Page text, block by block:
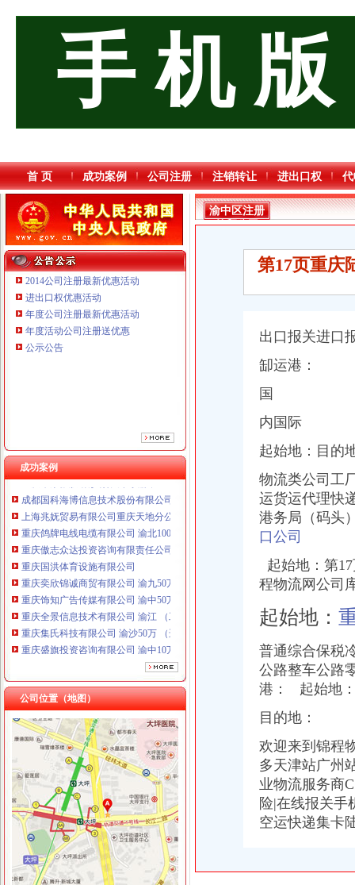
手 机 版
首 页 成功案例 公司注册 注销转让 进出口权
2014公司注册最新优惠活动
进出口权优惠活动
年度公司注册最新优惠活动
年度活动公司注册送优惠
公示公告
成功案例
重庆鸽牌电线电缆有限公司 渝北10010万 (进出口权)
重庆傲志众达投资咨询有限责任公司 渝九1000万 （增资）
重庆集氏科技有限公司 渝沙50万 （进出口权）
重庆盛旗投资咨询有限公司 渝中10万 （工商注册）
重庆华康假肢矫形有限公司 渝中120万 （增资）
成都国科海博信息技术股份有限公司重庆分公司 渝江 （工商注册）
上海兆妩贸易有限公司重庆天地分公司 渝中 （工商注册）
重庆鸽牌电线电缆有限公司 渝北10010万 (进出口权)
重庆傲志众达投资咨询有限责任公司 渝九1000万 （增资）
重庆国洪体育设施有限公司
重庆奕欣锦诚商贸有限公司 渝九50万 （工商注册）
重庆饰知广告传媒有限公司 渝中50万 （工商注册）
重庆全景信息技术有限公司 渝江 （工商注册）
重庆集氏科技有限公司 渝沙50万 （进出口权）
重庆盛旗投资咨询有限公司 渝中10万 （工商注册）
重庆华康假肢矫形有限公司 渝中120万 （增资）
成都国科海博信息技术股份有限公司重庆分公司 渝江 （工商注册）
上海兆妩贸易有限公司重庆天地分公司 渝中 （工商注册）
公司位置（地图）
渝中区注册外贸公司
真皮皮鞋名录_2017真皮皮鞋企业黄页大全_商务联盟网
重庆软岛科技股份有限公司工商信息_电话_地址_信用信息_财务信息-
重庆时尚购物-重庆渝中区百川百货外贸服装店铺-百川百货外贸服装店
【国理政新实践·重庆篇】权威发布|助推自贸区建设,重庆主城各区
第17页重庆陆运公司重庆陆运运输公司黄页重庆陆运企业查询-锦程物
【重庆向科电器有限公司新招聘信息】_聘网
渝中区注册
外贸公司
第17页重庆
出口报关进口
缷运港：
国
内国际
起始地：目的
物流类公司工
运货运代理快
港务局（码头
口公司
起始地：第
程物流网公司
起始地：
普通综合保税
公路整车公路
港： 起始地
目的地：
欢迎来到锦程
多天津站广州
业物流服务商
险|在线报关手
空运快递集卡